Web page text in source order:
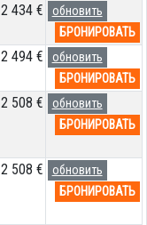
2 434 €
обновить
БРОНИРОВАТЬ
2 494 €
обновить
БРОНИРОВАТЬ
2 508 €
обновить
БРОНИРОВАТЬ
2 508 €
обновить
БРОНИРОВАТЬ